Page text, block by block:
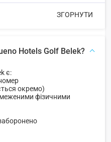
ЗГОРНУТИ
Hotels Golf Belek?
є:
окремо)
фізичними